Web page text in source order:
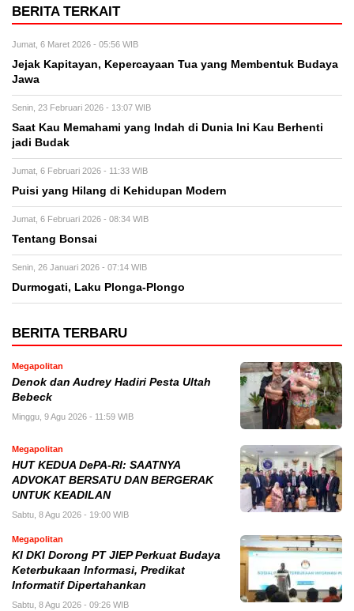
BERITA TERKAIT
Jumat, 6 Maret 2026 - 05:56 WIB
Jejak Kapitayan, Kepercayaan Tua yang Membentuk Budaya
Jawa
Senin, 23 Februari 2026 - 13:07 WIB
Saat Kau Memahami yang Indah di Dunia Ini Kau Berhenti
jadi Budak
Jumat, 6 Februari 2026 - 11:33 WIB
Puisi yang Hilang di Kehidupan Modern
Jumat, 6 Februari 2026 - 08:34 WIB
Tentang Bonsai
Senin, 26 Januari 2026 - 07:14 WIB
Durmogati, Laku Plonga-Plongo
BERITA TERBARU
Megapolitan
Denok dan Audrey Hadiri Pesta Ultah
Bebeck
Minggu, 9 Agu 2026 - 11:59 WIB
Megapolitan
HUT KEDUA DePA-RI: SAATNYA
ADVOKAT BERSATU DAN BERGERAK
UNTUK KEADILAN
Sabtu, 8 Agu 2026 - 19:00 WIB
Megapolitan
KI DKI Dorong PT JIEP Perkuat Budaya
Keterbukaan Informasi, Predikat
Informatif Dipertahankan
Sabtu, 8 Agu 2026 - 09:26 WIB